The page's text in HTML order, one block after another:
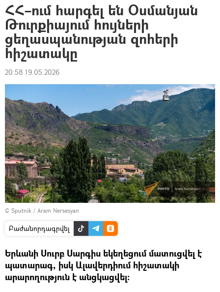
ՀՀ–ում հարգել են Օսմանյան
Թուրքիայում հույների
ցեղասպանության զոհերի
հիշատակը
20:58 19.05.2026
© Sputnik / Aram Nersesyan
Բաժանորդագրվել
Երևանի Սուրբ Սարգիս եկեղեցում մատուցվել է
պատարագ, իսկ Ալավերդիում հիշատակի
արարողություն է անցկացվել: